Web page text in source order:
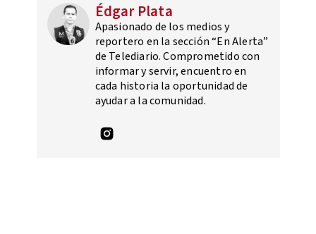
Édgar Plata
Apasionado de los medios y
reportero en la sección “En Alerta”
de Telediario. Comprometido con
informar y servir, encuentro en
cada historia la oportunidad de
ayudar a la comunidad.